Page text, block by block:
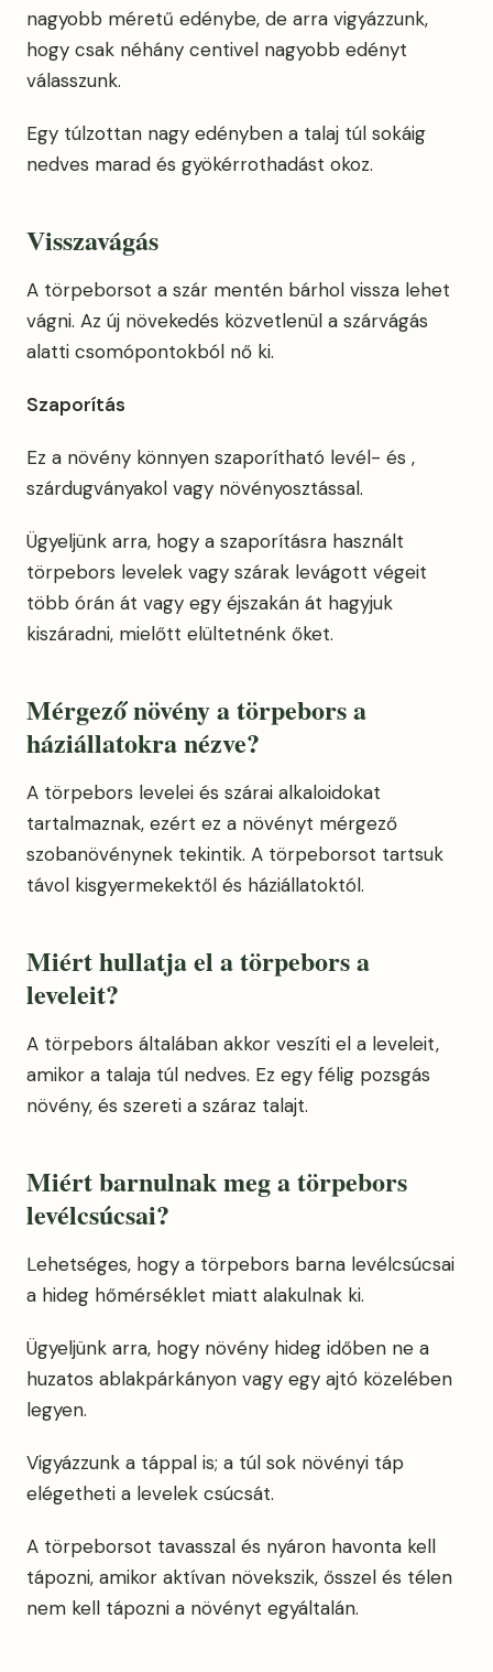
nagyobb méretű edénybe, de arra vigyázzunk,
hogy csak néhány centivel nagyobb edényt
válasszunk.
Egy túlzottan nagy edényben a talaj túl sokáig
nedves marad és gyökérrothadást okoz.
Visszavágás
A törpeborsot a szár mentén bárhol vissza lehet
vágni. Az új növekedés közvetlenül a szárvágás
alatti csomópontokból nő ki.
Szaporítás
Ez a növény könnyen szaporítható levél- és ,
szárdugványakol vagy növényosztással.
Ügyeljünk arra, hogy a szaporításra használt
törpebors levelek vagy szárak levágott végeit
több órán át vagy egy éjszakán át hagyjuk
kiszáradni, mielőtt elültetnénk őket.
Mérgező növény atörpebors a
háziállatokra nézve?
A törpebors levelei és szárai alkaloidokat
tartalmaznak, ezért ez a növényt mérgező
szobanövénynek tekintik. A törpeborsot tartsuk
távol kisgyermekektől és háziállatoktól.
Miért hullatja el atörpebors a
leveleit?
A törpebors általában akkor veszíti el a leveleit,
amikor a talaja túl nedves. Ez egy félig pozsgás
növény, és szereti a száraz talajt.
Miért barnulnak meg atörpebors
levélcsúcsai?
Lehetséges, hogy a törpebors barna levélcsúcsai
a hideg hőmérséklet miatt alakulnak ki.
Ügyeljünk arra, hogy növény hideg időben ne a
huzatos ablakpárkányon vagy egy ajtó közelében
legyen.
Vigyázzunk a táppal is; a túl sok növényi táp
elégetheti a levelek csúcsát.
A törpeborsot tavasszal és nyáron havonta kell
tápozni, amikor aktívan növekszik, ősszel és télen
nem kell tápozni a növényt egyáltalán.